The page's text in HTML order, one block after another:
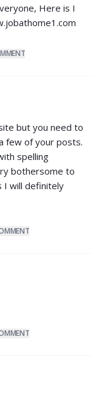
Here is I
but you need to
few of your posts.
spelling
bothersome to
I will definitely